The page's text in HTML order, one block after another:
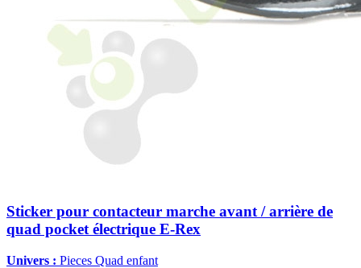
Sticker pour contacteur marche avant / arrière de
quad pocket électrique E-Rex
Univers : Pieces Quad enfant